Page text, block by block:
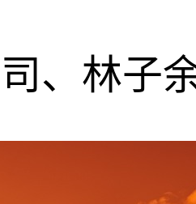
、林子